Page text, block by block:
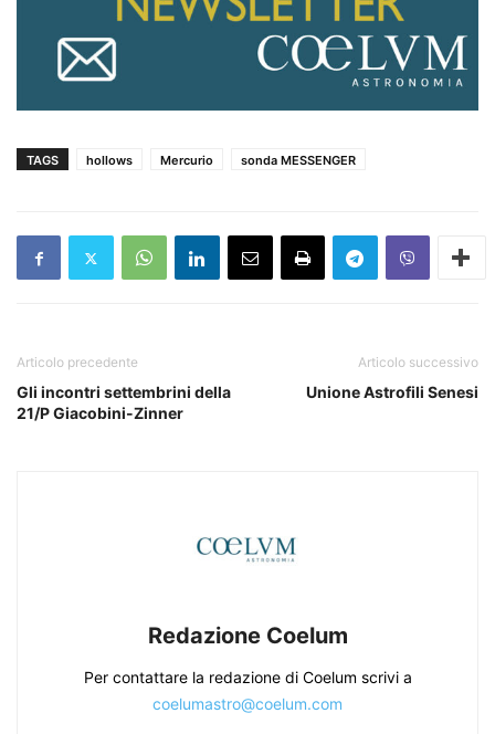
TAGS hollows Mercurio sonda MESSENGER
Articolo precedente
Gli incontri settembrini della
21/P Giacobini-Zinner
Articolo successivo
Unione Astrofili Senesi
Redazione Coelum
Per contattare la redazione di Coelum scrivi a
coelumastro@coelum.com